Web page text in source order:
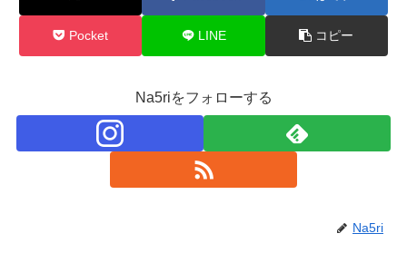
Pocket LINE コピー
Na5riをフォローする
Na5ri